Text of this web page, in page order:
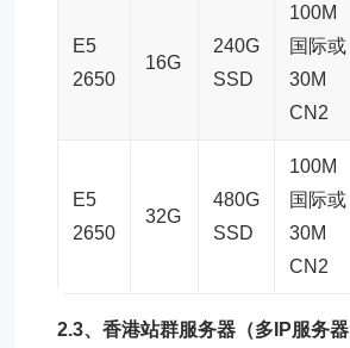
E5
2650
16G
240G
SSD
100M
国际或
30M
CN2
E5
2650
32G
480G
SSD
100M
国际或
30M
CN2
2.3、 香港站群服务器 （多IP服务器